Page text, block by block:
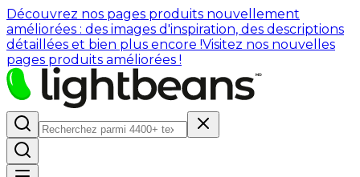
Découvrez nos pages produits nouvellement
améliorées : des images d'inspiration, des descriptions
détaillées et bien plus encore !Visitez nos nouvelles
pages produits améliorées !